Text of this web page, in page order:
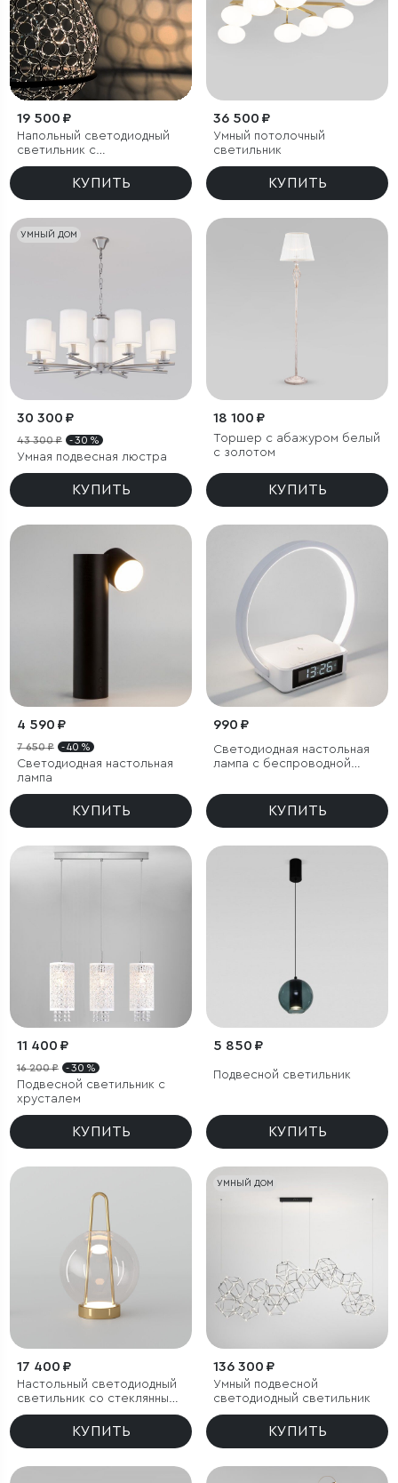
19 500 ₽
Напольный светодиодный
светильник с
металлическим плафоном
КУПИТЬ
36 500 ₽
Умный потолочный
светильник
КУПИТЬ
УМНЫЙ ДОМ
30 300 ₽
43 300 ₽ - 30 %
Умная подвесная люстра
КУПИТЬ
18 100 ₽
Торшер с абажуром белый
с золотом
КУПИТЬ
4 590 ₽
7 650 ₽ - 40 %
Светодиодная настольная
лампа
КУПИТЬ
990 ₽
Светодиодная настольная
лампа с беспроводной
КУПИТЬ
11 400 ₽
16 200 ₽ - 30 %
Подвесной светильник с
хрусталем
КУПИТЬ
5 850 ₽
Подвесной светильник
КУПИТЬ
17 400 ₽
Настольный светодиодный
светильник со стеклянным
плафоном
КУПИТЬ
УМНЫЙ ДОМ
136 300 ₽
Умный подвесной
светодиодный светильник
КУПИТЬ